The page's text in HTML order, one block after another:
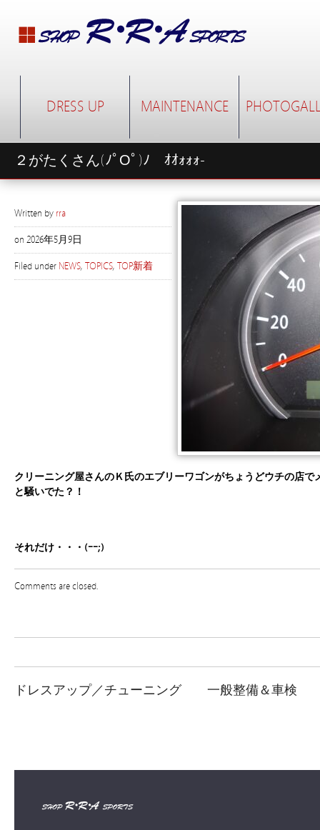
DRESS UP MAINTENANCE
２がたくさん(ﾉﾟΟﾟ)ﾉ ｵｵｫｫｫ-
Written by rra
on 2026年5月9日
Filed under NEWS, TOPICS, TOP新着
クリーニング屋さんのＫ氏のエブリーワゴンがちょうどウチの店で
と騒いでた？！
それだけ・・・(ｰｰ;)
Comments are closed.
ドレスアップ／チューニング 一般整備＆車検